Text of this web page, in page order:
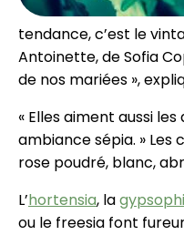
tendance, c’est le
Antoinette, de Sofia
de nos mariées »,
« Elles aiment aussi
ambiance sépia. » Les
rose poudré, blanc,
L’hortensia, la
ou le freesia font